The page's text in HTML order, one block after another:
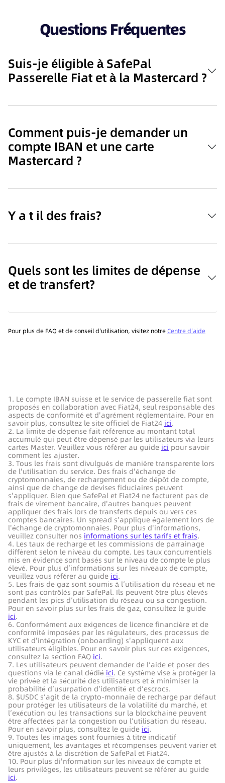
Questions Fréquentes
Suis-je éligible à SafePal
Passerelle Fiat et à la Mastercard ?
Comment puis-je demander un
compte IBAN et une carte
Mastercard ?
Y a t il des frais?
Quels sont les limites de dépense
et de transfert?
Pour plus de FAQ et de conseil d'utilisation, visitez notre Centre d'aide
1. Le compte IBAN suisse et le service de passerelle fiat sont
proposés en collaboration avec Fiat24, seul responsable des
aspects de conformité et d'agrément réglementaire. Pour en
savoir plus, consultez le site officiel de Fiat24 ici.
2. La limite de dépense fait référence au montant total
accumulé qui peut être dépensé par les utilisateurs via leurs
cartes Master. Veuillez vous référer au guide ici pour savoir
comment les ajuster.
3. Tous les frais sont divulgués de manière transparente lors
de l'utilisation du service. Des frais d'échange de
cryptomonnaies, de rechargement ou de dépôt de compte,
ainsi que de change de devises fiduciaires peuvent
s'appliquer. Bien que SafePal et Fiat24 ne facturent pas de
frais de virement bancaire, d'autres banques peuvent
appliquer des frais lors de transferts depuis ou vers ces
comptes bancaires. Un spread s'applique également lors de
l'échange de cryptomonnaies. Pour plus d'informations,
veuillez consulter nos informations sur les tarifs et frais.
4. Les taux de recharge et les commissions de parrainage
diffèrent selon le niveau du compte. Les taux concurrentiels
mis en évidence sont basés sur le niveau de compte le plus
élevé. Pour plus d’informations sur les niveaux de compte,
veuillez vous référer au guide ici.
5. Les frais de gaz sont soumis à l’utilisation du réseau et ne
sont pas contrôlés par SafePal. Ils peuvent être plus élevés
pendant les pics d’utilisation du réseau ou sa congestion.
Pour en savoir plus sur les frais de gaz, consultez le guide
ici.
6. Conformément aux exigences de licence financière et de
conformité imposées par les régulateurs, des processus de
KYC et d'intégration (onboarding) s'appliquent aux
utilisateurs éligibles. Pour en savoir plus sur ces exigences,
consultez la section FAQ ici.
7. Les utilisateurs peuvent demander de l’aide et poser des
questions via le canal dédié ici. Ce système vise à protéger la
vie privée et la sécurité des utilisateurs et à minimiser la
probabilité d’usurpation d’identité et d’escrocs.
8. $USDC s’agit de la crypto-monnaie de recharge par défaut
pour protéger les utilisateurs de la volatilité du marché, et
l’exécution ou les transactions sur la blockchaine peuvent
être affectées par la congestion ou l’utilisation du réseau.
Pour en savoir plus, consultez le guide ici.
9. Toutes les images sont fournies à titre indicatif
uniquement, les avantages et récompenses peuvent varier et
être ajustés à la discrétion de SafePal et Fiat24.
10. Pour plus di'nformation sur les niveaux de compte et
leurs privilèges, les utilisateurs peuvent se référer au guide
ici.